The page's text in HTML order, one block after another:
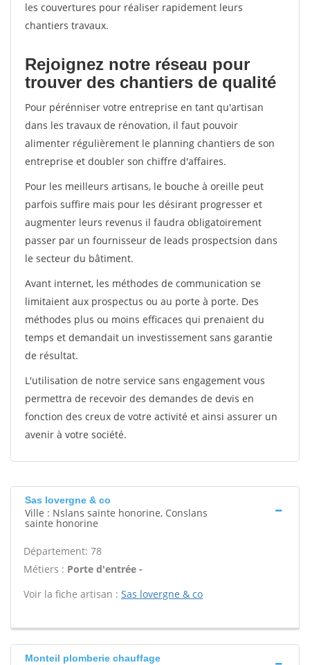
les couvertures pour réaliser rapidement leurs
chantiers travaux.
Rejoignez notre réseau pour
trouver des chantiers de qualité
Pour pérénniser votre entreprise en tant qu'artisan
dans les travaux de rénovation, il faut pouvoir
alimenter régulièrement le planning chantiers de son
entreprise et doubler son chiffre d'affaires.
Pour les meilleurs artisans, le bouche à oreille peut
parfois suffire mais pour les désirant progresser et
augmenter leurs revenus il faudra obligatoirement
passer par un fournisseur de leads prospectsion dans
le secteur du bâtiment.
Avant internet, les méthodes de communication se
limitaient aux prospectus ou au porte à porte. Des
méthodes plus ou moins efficaces qui prenaient du
temps et demandait un investissement sans garantie
de résultat.
L'utilisation de notre service sans engagement vous
permettra de recevoir des demandes de devis en
fonction des creux de votre activité et ainsi assurer un
avenir à votre société.
Sas lovergne & co
Ville : Nslans sainte honorine, Conslans
sainte honorine
Département: 78
Métiers : Porte d'entrée -
Voir la fiche artisan : Sas lovergne & co
Monteil plomberie chauffage